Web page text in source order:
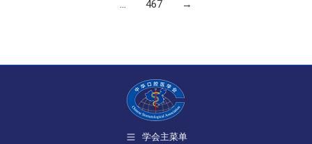
…
467 →
学会主菜单